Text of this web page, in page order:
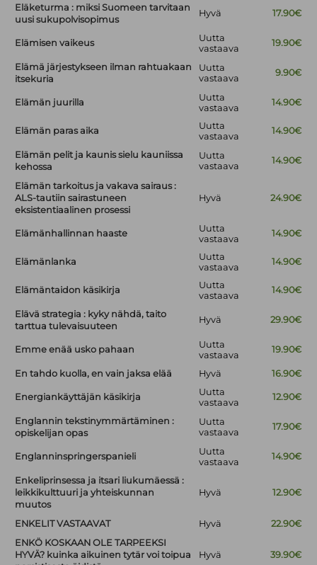
Eläketurma : miksi Suomeen tarvitaan
uusi sukupolvisopimus
Hyvä 17.90€
Elämisen vaikeus
Uutta
vastaava
19.90€
Elämä järjestykseen ilman rahtuakaan
itsekuria
Uutta
vastaava
9.90€
Elämän juurilla
Uutta
vastaava
14.90€
Elämän paras aika
Uutta
vastaava
14.90€
Elämän pelit ja kaunis sielu kauniissa
kehossa
Uutta
vastaava
14.90€
Elämän tarkoitus ja vakava sairaus :
ALS-tautiin sairastuneen
eksistentiaalinen prosessi
Hyvä 24.90€
Elämänhallinnan haaste
Uutta
vastaava
14.90€
Elämänlanka
Uutta
vastaava
14.90€
Elämäntaidon käsikirja
Uutta
vastaava
14.90€
Elävä strategia : kyky nähdä, taito
tarttua tulevaisuuteen
Hyvä 29.90€
Emme enää usko pahaan
Uutta
vastaava
19.90€
En tahdo kuolla, en vain jaksa elää Hyvä 16.90€
Energiankäyttäjän käsikirja
Uutta
vastaava
12.90€
Englannin tekstinymmärtäminen :
opiskelijan opas
Uutta
vastaava
17.90€
Englanninspringerspanieli
Uutta
vastaava
14.90€
Enkeliprinsessa ja itsari liukumäessä :
leikkikulttuuri ja yhteiskunnan
muutos
Hyvä 12.90€
ENKELIT VASTAAVAT Hyvä
22.90€
ENKÖ KOSKAAN OLE TARPEEKSI
HYVÄ? kuinka aikuinen tytär voi toipua
Hyvä 39.90€